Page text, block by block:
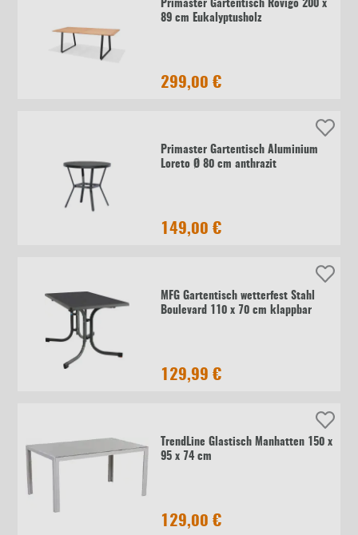
Primaster Gartentisch Rovigo 200 x
89 cm Eukalyptusholz
299,00 €
Primaster Gartentisch Aluminium
Loreto Ø 80 cm anthrazit
149,00 €
MFG Gartentisch wetterfest Stahl
Boulevard 110 x 70 cm klappbar
129,99 €
TrendLine Glastisch Manhatten 150 x
95 x 74 cm
129,00 €